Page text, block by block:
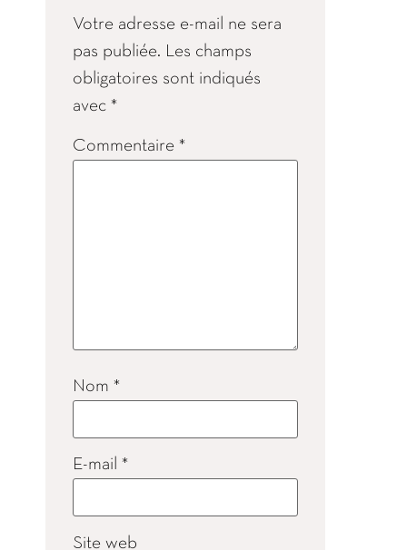
Votre adresse e-mail ne sera
pas publiée. Les champs
obligatoires sont indiqués
avec*
Commentaire *
Nom*
E-mail*
Site web